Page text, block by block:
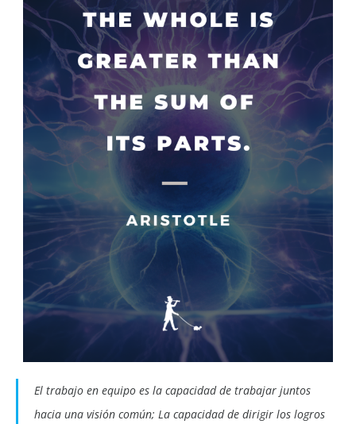
El trabajo en equipo es la capacidad de trabajar juntos
hacia una visión común; La capacidad de dirigir los logros